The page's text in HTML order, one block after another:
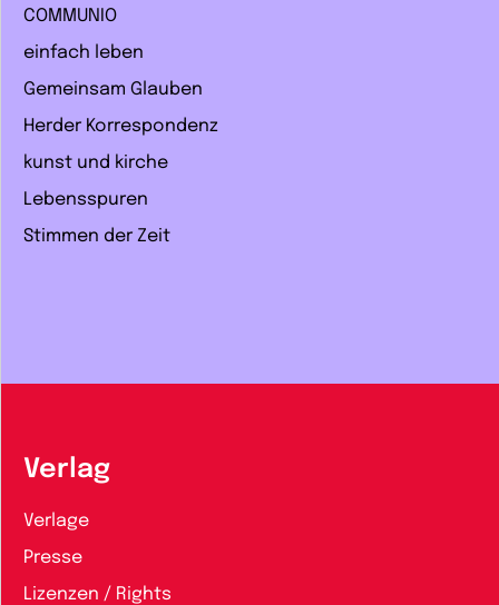
COMMUNIO
einfach leben
Gemeinsam Glauben
Herder Korrespondenz
kunst und kirche
Lebensspuren
Stimmen der Zeit
Verlag
Verlage
Presse
Lizenzen / Rights